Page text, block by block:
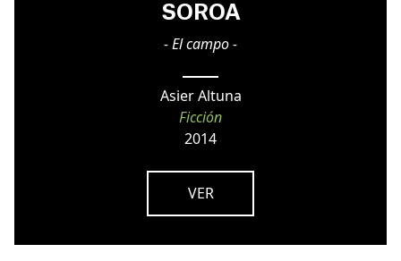
SOROA
- El campo -
Asier Altuna
Ficción
2014
VER